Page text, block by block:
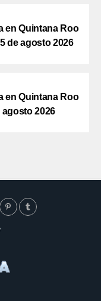
en Quintana Roo
de agosto 2026
en Quintana Roo
2026